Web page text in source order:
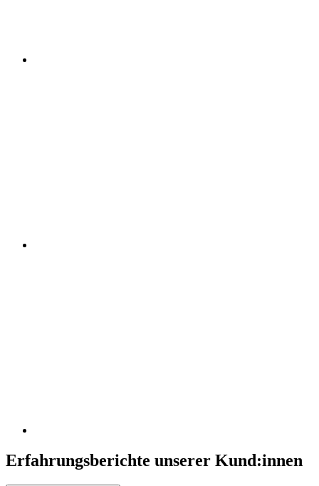
Erfahrungsberichte unserer Kund:innen